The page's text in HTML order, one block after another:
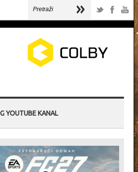
YOUTUBE KANAL